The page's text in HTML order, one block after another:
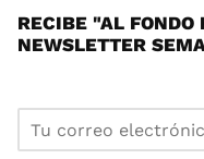
RECIBE "AL FONDO
NEWSLETTER